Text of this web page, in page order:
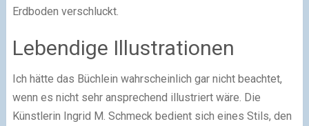
Erdboden verschluckt.
Lebendige Illustrationen
Ich hätte das Büchlein wahrscheinlich gar nicht beachtet,
wenn es nicht sehr ansprechend illustriert wäre. Die
Künstlerin Ingrid M. Schmeck bedient sich eines Stils, den